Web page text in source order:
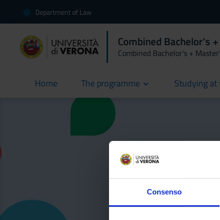
Consenso
Department of Law
Combined Bachelor's
Combined Bachelor's +
Home
current The programme Studying
Here you can